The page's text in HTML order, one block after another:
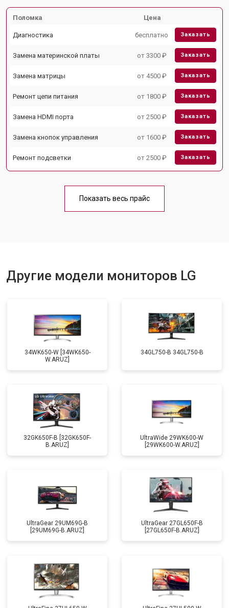
Поломка Цена
Диагностика бесплатно Заказать
Замена материнской платы от 3300 ₽ Заказать
Замена матрицы от 4500 ₽ Заказать
Ремонт цепи питания от 1800 ₽ Заказать
Замена HDMI порта от 2500 ₽ Заказать
Замена кнопок управления от 1600 ₽ Заказать
Ремонт подсветки от 2500 ₽ Заказать
Показать весь прайс
Другие модели мониторов LG
34WK650-W [34WK650-
W.ARUZ]
34GL750-B 34GL750-B
32GK650F-B [32GK650F-
B.ARUZ]
UltraWide 29WK600-W
[29WK600-W.ARUZ]
UltraGear 29UM69G-B
[29UM69G-B.ARUZ]
UltraGear 27GL650F-B
[27GL650F-B.ARUZ]